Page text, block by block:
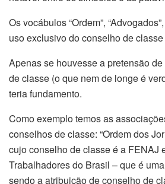
Os vocábulos “Ordem”,
uso exclusivo do conselho de
Apenas se houvesse a pretensão
de classe (o que nem de longe é
teria fundamento.
Como exemplo temos as
conselhos de classe: “Ordem dos
cujo conselho de classe é a FENAJ
Trabalhadores do Brasil – que é
sendo a atribuição de conselho de